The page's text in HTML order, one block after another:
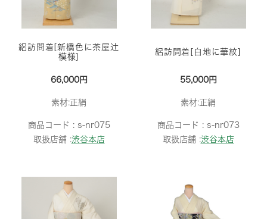
絽訪問着[新橋色に茶屋辻
模様]
66,000円
素材:正絹
商品コード : s-nr075
取扱店舗 :渋谷本店
絽訪問着[白地に華紋]
55,000円
素材:正絹
商品コード : s-nr073
取扱店舗 :渋谷本店